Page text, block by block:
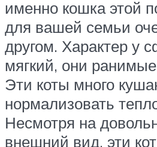
именно кошка этой
для вашей семьи
другом. Характер у
мягкий, они
Эти коты много
нормализовать
Несмотря на
внешний вид, эти